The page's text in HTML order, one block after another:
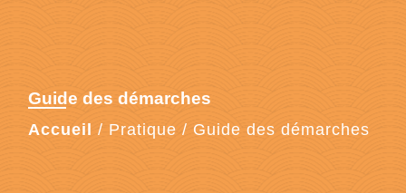
Guide des démarches
Accueil / Pratique / Guide des démarches